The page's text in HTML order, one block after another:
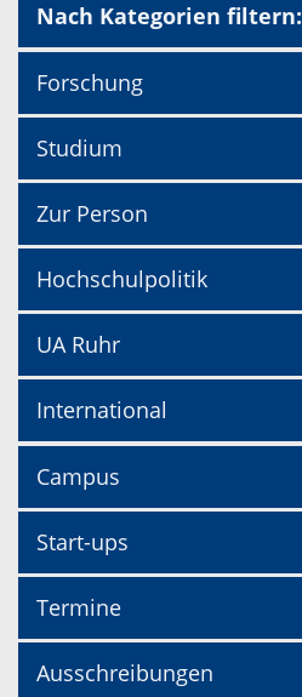
Nach Kategorien filtern:
Forschung
Studium
Zur Person
Hochschulpolitik
UA Ruhr
International
Campus
Start-ups
Termine
Ausschreibungen